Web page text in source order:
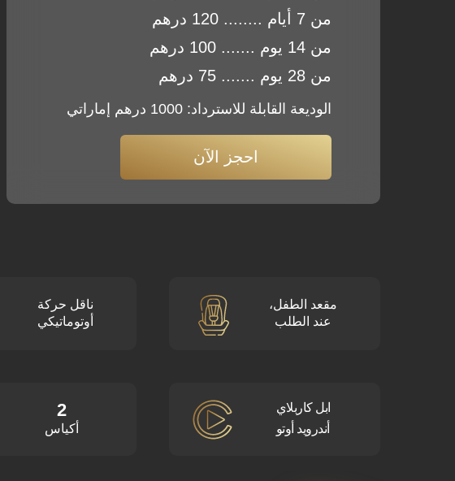
من 7 أيام ........ 120 درهم
من 28 يوم ....... 75 درهم
الوديعة القابلة للاسترداد: 1000 درهم إماراتي
احجز الآن
من 14 يوم ....... 100 درهم
ناقل حركة
أوتوماتيكي
مقعد الطفل،
عند الطلب
2
أكياس
ابل كاربلاي
أندرويد أوتو